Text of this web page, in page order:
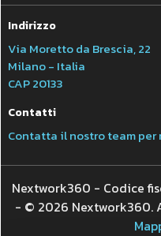
Indirizzo
Via Moretto da Brescia, 22
Milano - Italia
CAP 20133
Contatti
Contatta il nostro team
Nextwork360 - Codice
- © 2026 Nextwork360.